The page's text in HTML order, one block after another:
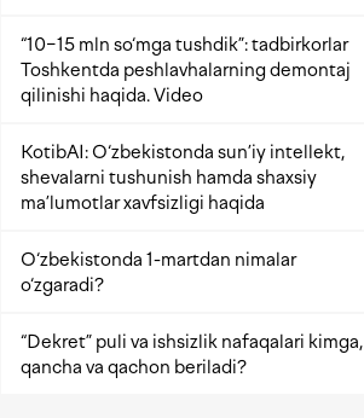
“10−15 mln so‘mga tushdik”: tadbirkorlar
Toshkentda peshlavhalarning demontaj
qilinishi haqida. Video
KotibAI: O‘zbekistonda sun’iy intellekt,
shevalarni tushunish hamda shaxsiy
ma’lumotlar xavfsizligi haqida
O‘zbekistonda 1-martdan nimalar
o‘zgaradi?
“Dekret” puli va ishsizlik nafaqalari kimga,
qancha va qachon beriladi?